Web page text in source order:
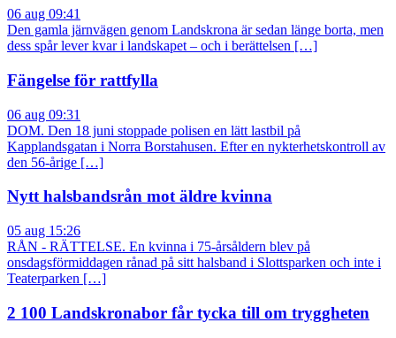
06 aug 09:41
Den gamla järnvägen genom Landskrona är sedan länge borta, men
dess spår lever kvar i landskapet – och i berättelsen […]
Fängelse för rattfylla
06 aug 09:31
DOM. Den 18 juni stoppade polisen en lätt lastbil på
Kapplandsgatan i Norra Borstahusen. Efter en nykterhetskontroll av
den 56-årige […]
Nytt halsbandsrån mot äldre kvinna
05 aug 15:26
RÅN - RÄTTELSE. En kvinna i 75-årsåldern blev på
onsdagsförmiddagen rånad på sitt halsband i Slottsparken och inte i
Teaterparken […]
2 100 Landskronabor får tycka till om tryggheten